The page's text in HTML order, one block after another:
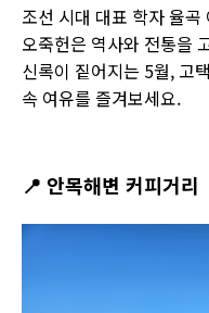
조선 시대 대표 학자 율
오죽헌은 역사와 전통을
신록이 짙어지는 5월, 고
속 여유를 즐겨보세요.
📍 안목해변 커피거리